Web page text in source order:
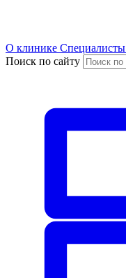
О клинике Специалисты
Поиск по сайту